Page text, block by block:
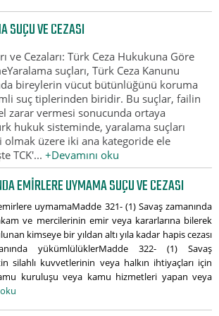
SUÇU VE CEZASI
ve Cezaları: Türk Ceza Hukukuna Göre
suçları, Türk Ceza Kanunu
bireylerin vücut bütünlüğünü koruma
suç tiplerinden biridir. Bu suçlar, failin
zarar vermesi sonucunda ortaya
hukuk sisteminde, yaralama suçları
olmak üzere iki ana kategoride ele
TCK'...+Devamını oku
EMIRLERE UYMAMA SUÇU VE CEZASI
uymamaMadde 321- (1) Savaş zamanında
ve mercilerinin emir veya kararlarına bilerek
kimseye bir yıldan altı yıla kadar hapis cezası
yükümlülüklerMadde 322- (1) Savaş
silahlı kuvvetlerinin veya halkın ihtiyaçları için
kuruluşu veya kamu hizmetleri yapan veya